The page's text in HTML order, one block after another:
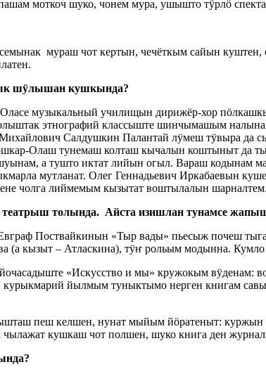
моткоч шуко, чонем мура, ушышто тӱрлӧ
мураш чот кертын, чечёткым сайын
шӱлышан кушкында?
музыкальный училищын дирижёр-хор
этнографий классыште шинчымашым
Салдушкин Палантай лӱмеш тӱвыра
Олаш тунемаш колташ кычалын коштыныт да
а тушто иктат лийын огыл. Вараш кодынам
мутланат. Олег Геннадьевич Иркабаевын
чолга лиймемым кызытат воштылалын шарналтем.
толында. Айста изишлан тунамсе
Поствайкинын «Тыр вады» пьесыж почеш
(а кызыт – Атласкина), тӱҥ рольым модынна.
«Искусство и мы» кружокым вӱденам:
йылмым туныктымо нерген книгам
пеш келшен, нунат мыйым йӧратеныт:
кушкаш чот полшен, шуко книга ден